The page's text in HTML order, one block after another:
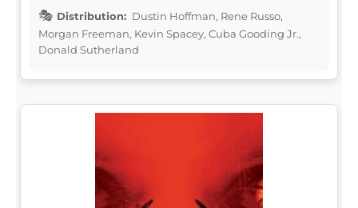
Distribution: Dustin Hoffman, Rene Russo,
Morgan Freeman, Kevin Spacey, Cuba Gooding Jr.,
Donald Sutherland